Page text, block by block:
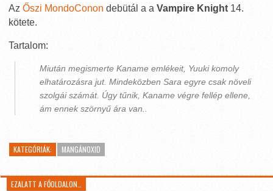
Az Őszi MondoConon debütál a a Vampire Knight14.
kötete.
Tartalom:
Miután megismerte Kaname emlékeit, Yuuki komoly
elhatározásra jut. Mindeközben Sara egyre csak növeli
szolgái számát. Úgy tűnik, Kaname végre fellép ellene,
ám ennek szörnyű ára van..
KATEGÓRIÁK: MANGÁNOXID
EZALATT A FŐOLDALON…